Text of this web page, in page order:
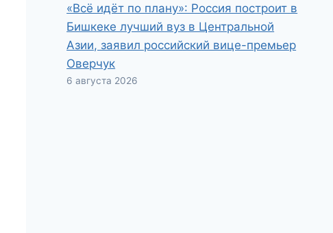
«Всё идёт по плану»: Россия построит в
Бишкеке лучший вуз в Центральной
Азии, заявил российский вице-премьер
Оверчук
6 августа 2026